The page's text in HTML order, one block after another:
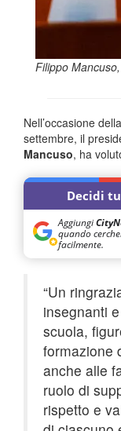
Filippo
Nell’occasione
settembre, il
Mancuso, ha
Decidi
Aggiungi
quando
facilmente.
“Un
insegnanti
scuola,
formazione
anche alle
ruolo di
rispetto e